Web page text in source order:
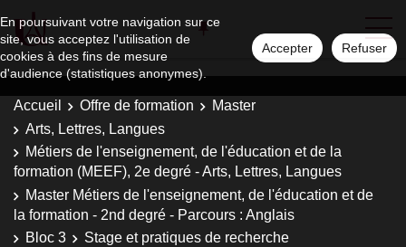
En poursuivant votre navigation sur ce
site, vous acceptez l'utilisation de
cookies à des fins de mesure
d'audience (statistiques anonymes).
Accepter Refuser
Accueil Offre de formation
Master
Arts, Lettres, Langues
Métiers de l'enseignement, de l'éducation et de la
formation (MEEF), 2e degré - Arts, Lettres, Langues
Master Métiers de l'enseignement, de l'éducation et de
la formation - 2nd degré - Parcours : Anglais
Bloc 3
Stage et pratiques de recherche